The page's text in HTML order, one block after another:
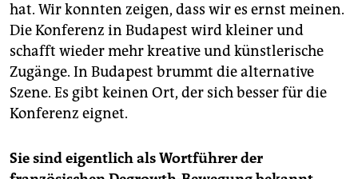
hat. Wir konnten zeigen, dass wir es ernst meinen.
Die Konferenz in Budapest wird kleiner und
schafft wieder mehr kreative und künstlerische
Zugänge. In Budapest brummt die alternative
Szene. Es gibt keinen Ort, der sich besser für die
Konferenz eignet.
Sie sind eigentlich als Wortführer der